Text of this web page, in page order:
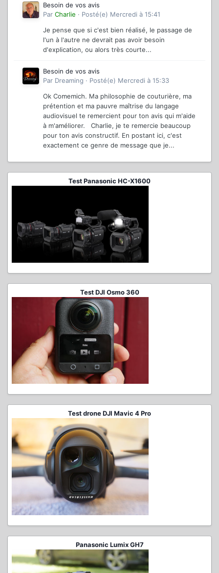
Besoin de vos avis
Par Charlie · Posté(e) Mercredi à 15:41
Je pense que si c'est bien réalisé, le passage de
l'un à l'autre ne devrait pas avoir besoin
d'explication, ou alors très courte...
Besoin de vos avis
Par Dreaming · Posté(e) Mercredi à 15:33
Ok Comemich. Ma philosophie de couturière, ma
prétention et ma pauvre maîtrise du langage
audiovisuel te remercient pour ton avis qui m'aide
à m'améliorer. Charlie, je te remercie beaucoup
pour ton avis constructif. En postant ici, c'est
exactement ce genre de message que je...
Test Panasonic HC-X1600
Test DJI Osmo 360
Test drone DJI Mavic 4 Pro
Panasonic Lumix GH7